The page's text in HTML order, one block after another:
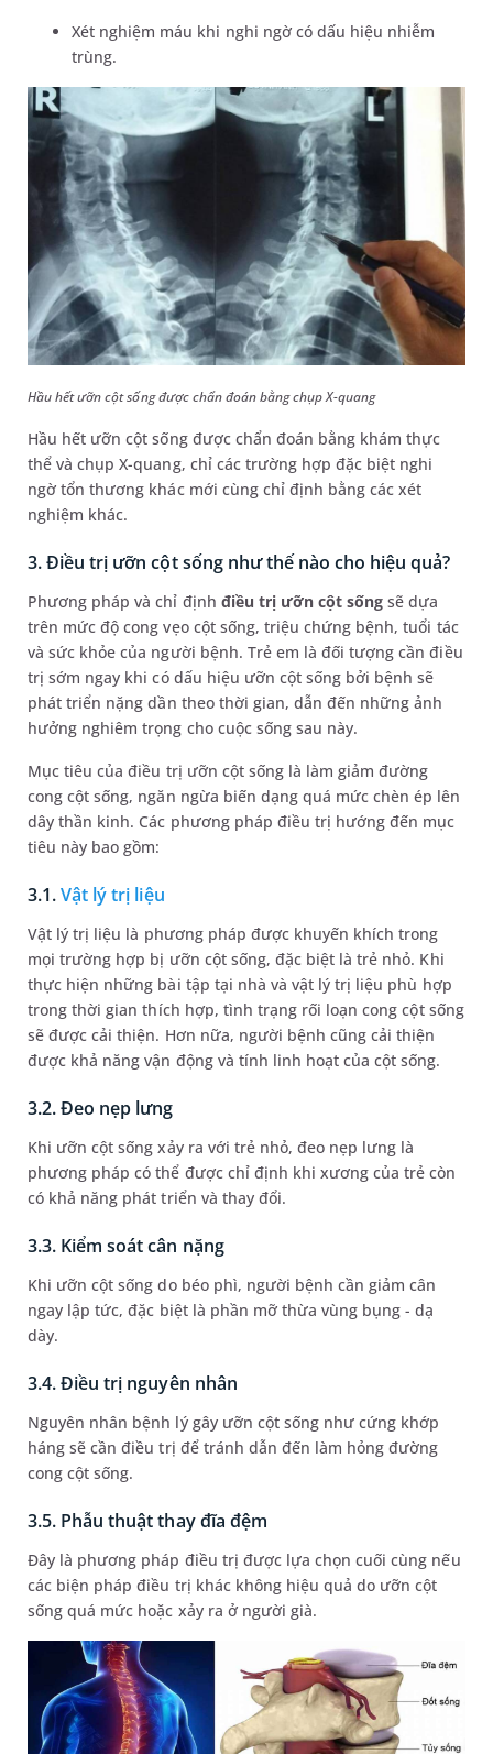
Xét nghiệm máu khi nghi ngờ có dấu hiệu nhiễm
trùng.
Hầu hết ưỡn cột sống được chẩn đoán bằng chụp X-quang
Hầu hết ưỡn cột sống được chẩn đoán bằng khám thực
thể và chụp X-quang, chỉ các trường hợp đặc biệt nghi
ngờ tổn thương khác mới cùng chỉ định bằng các xét
nghiệm khác.
3. Điều trị ưỡn cột sống như thế nào cho hiệu quả?
Phương pháp và chỉ định điều trị ưỡn cột sống sẽ dựa
trên mức độ cong vẹo cột sống, triệu chứng bệnh, tuổi tác
và sức khỏe của người bệnh. Trẻ em là đối tượng cần điều
trị sớm ngay khi có dấu hiệu ưỡn cột sống bởi bệnh sẽ
phát triển nặng dần theo thời gian, dẫn đến những ảnh
hưởng nghiêm trọng cho cuộc sống sau này.
Mục tiêu của điều trị ưỡn cột sống là làm giảm đường
cong cột sống, ngăn ngừa biến dạng quá mức chèn ép lên
dây thần kinh. Các phương pháp điều trị hướng đến mục
tiêu này bao gồm:
3.1.Vật lý trị liệu
Vật lý trị liệu là phương pháp được khuyến khích trong
mọi trường hợp bị ưỡn cột sống, đặc biệt là trẻ nhỏ. Khi
thực hiện những bài tập tại nhà và vật lý trị liệu phù hợp
trong thời gian thích hợp, tình trạng rối loạn cong cột sống
sẽ được cải thiện. Hơn nữa, người bệnh cũng cải thiện
được khả năng vận động và tính linh hoạt của cột sống.
3.2. Đeo nẹp lưng
Khi ưỡn cột sống xảy ra với trẻ nhỏ, đeo nẹp lưng là
phương pháp có thể được chỉ định khi xương của trẻ còn
có khả năng phát triển và thay đổi.
3.3. Kiểm soát cân nặng
Khi ưỡn cột sống do béo phì, người bệnh cần giảm cân
ngay lập tức, đặc biệt là phần mỡ thừa vùng bụng - dạ
dày.
3.4. Điều trị nguyên nhân
Nguyên nhân bệnh lý gây ưỡn cột sống như cứng khớp
háng sẽ cần điều trị để tránh dẫn đến làm hỏng đường
cong cột sống.
3.5. Phẫu thuật thay đĩa đệm
Đây là phương pháp điều trị được lựa chọn cuối cùng nếu
các biện pháp điều trị khác không hiệu quả do ưỡn cột
sống quá mức hoặc xảy ra ở người già.